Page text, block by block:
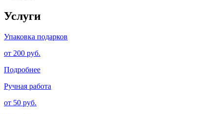
Услуги
Упаковка подарков
от 200 руб.
Подробнее
Ручная работа
от 50 руб.